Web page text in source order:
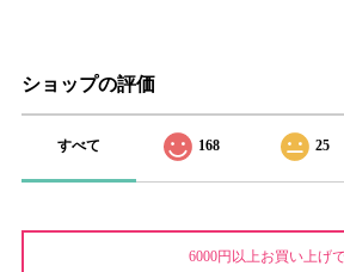
ショップの評価
すべて 168 25
6000円以上お買い上げ